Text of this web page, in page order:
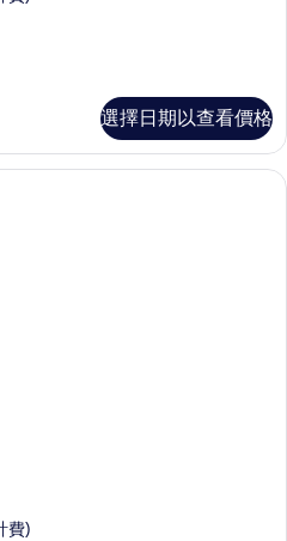
選擇日期以查看價格
費)